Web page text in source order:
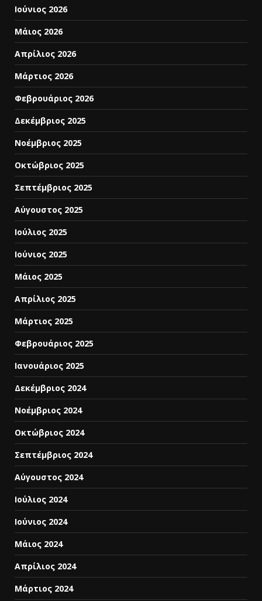
Ιούνιος 2026
Μάιος 2026
Απρίλιος 2026
Μάρτιος 2026
Φεβρουάριος 2026
Δεκέμβριος 2025
Νοέμβριος 2025
Οκτώβριος 2025
Σεπτέμβριος 2025
Αύγουστος 2025
Ιούλιος 2025
Ιούνιος 2025
Μάιος 2025
Απρίλιος 2025
Μάρτιος 2025
Φεβρουάριος 2025
Ιανουάριος 2025
Δεκέμβριος 2024
Νοέμβριος 2024
Οκτώβριος 2024
Σεπτέμβριος 2024
Αύγουστος 2024
Ιούλιος 2024
Ιούνιος 2024
Μάιος 2024
Απρίλιος 2024
Μάρτιος 2024